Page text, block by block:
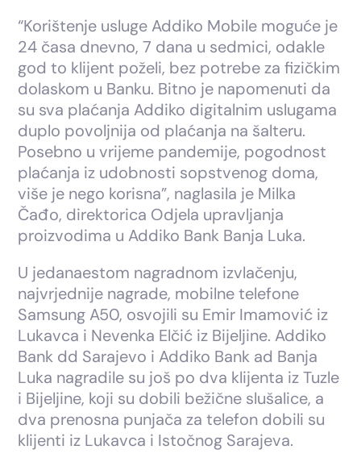
“Korištenje usluge Addiko Mobile moguće je
24 časa dnevno, 7 dana u sedmici, odakle
god to klijent poželi, bez potrebe za fizičkim
dolaskom u Banku. Bitno je napomenuti da
su sva plaćanja Addiko digitalnim uslugama
duplo povoljnija od plaćanja na šalteru.
Posebno u vrijeme pandemije, pogodnost
plaćanja iz udobnosti sopstvenog doma,
više je nego korisna”, naglasila je Milka
Čađo, direktorica Odjela upravljanja
proizvodima u Addiko Bank Banja Luka.
U jedanaestom nagradnom izvlačenju,
najvrjednije nagrade, mobilne telefone
Samsung A50, osvojili su Emir Imamović iz
Lukavca i Nevenka Elčić iz Bijeljine. Addiko
Bank dd Sarajevo i Addiko Bank ad Banja
Luka nagradile su još po dva klijenta iz Tuzle
i Bijeljine, koji su dobili bežične slušalice, a
dva prenosna punjača za telefon dobili su
klijenti iz Lukavca i Istočnog Sarajeva.